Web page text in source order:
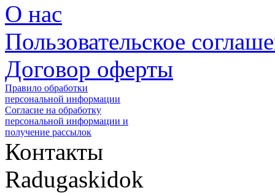
О нас
Пользовательское
Договор оферты
Правило обработки
персональной информации
Согласие на обработку
персональной информации и
получение рассылок
Контакты
Radugaskidok